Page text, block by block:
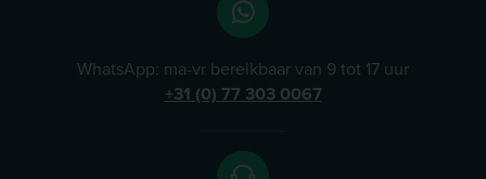
WhatsApp: ma-vr bereikbaar van 9 tot 17 uur
+31 (0) 77 303 0067